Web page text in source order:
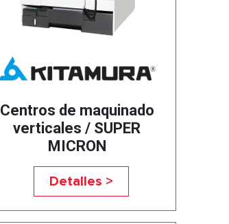
Centros de maquinado
verticales / SUPER
MICRON
Detalles >